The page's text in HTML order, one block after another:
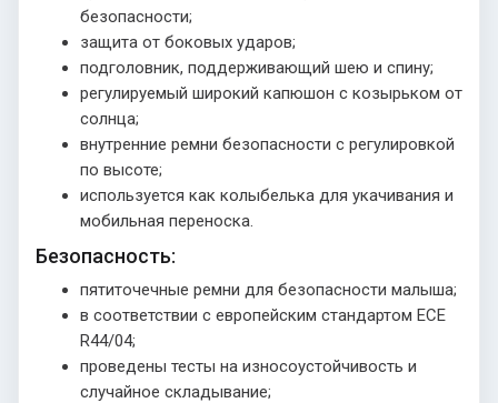
безопасности;
защита от боковых ударов;
подголовник, поддерживающий шею и спину;
регулируемый широкий капюшон с козырьком от
солнца;
внутренние ремни безопасности с регулировкой
по высоте;
используется как колыбелька для укачивания и
мобильная переноска.
Безопасность:
пятиточечные ремни для безопасности малыша;
в соответствии с европейским стандартом ECE
R44/04;
проведены тесты на износоустойчивость и
случайное складывание;